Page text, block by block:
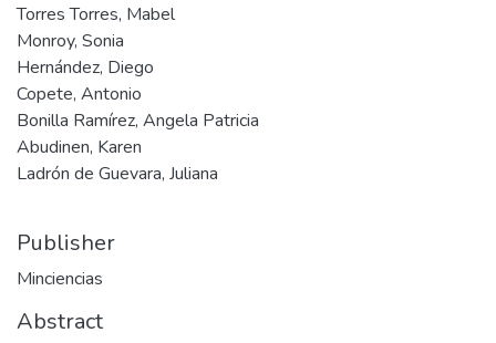
Torres Torres, Mabel
Monroy, Sonia
Hernández, Diego
Copete, Antonio
Bonilla Ramírez, Angela Patricia
Abudinen, Karen
Ladrón de Guevara, Juliana
Publisher
Minciencias
Abstract